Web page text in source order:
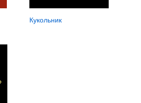
Кукольник